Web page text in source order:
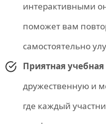
интерактивными
поможет вам
самостоятельно
Приятная
дружественную и
где каждый